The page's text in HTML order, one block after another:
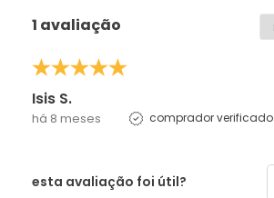
1 avaliação
Isis S.
há 8 meses comprador verificado
esta avaliação foi útil?